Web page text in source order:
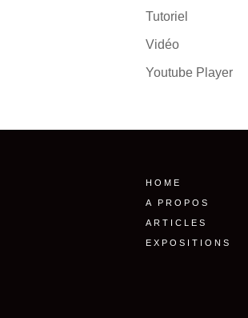
Tutoriel
Vidéo
Youtube Player
HOME
A PROPOS
ARTICLES
EXPOSITIONS